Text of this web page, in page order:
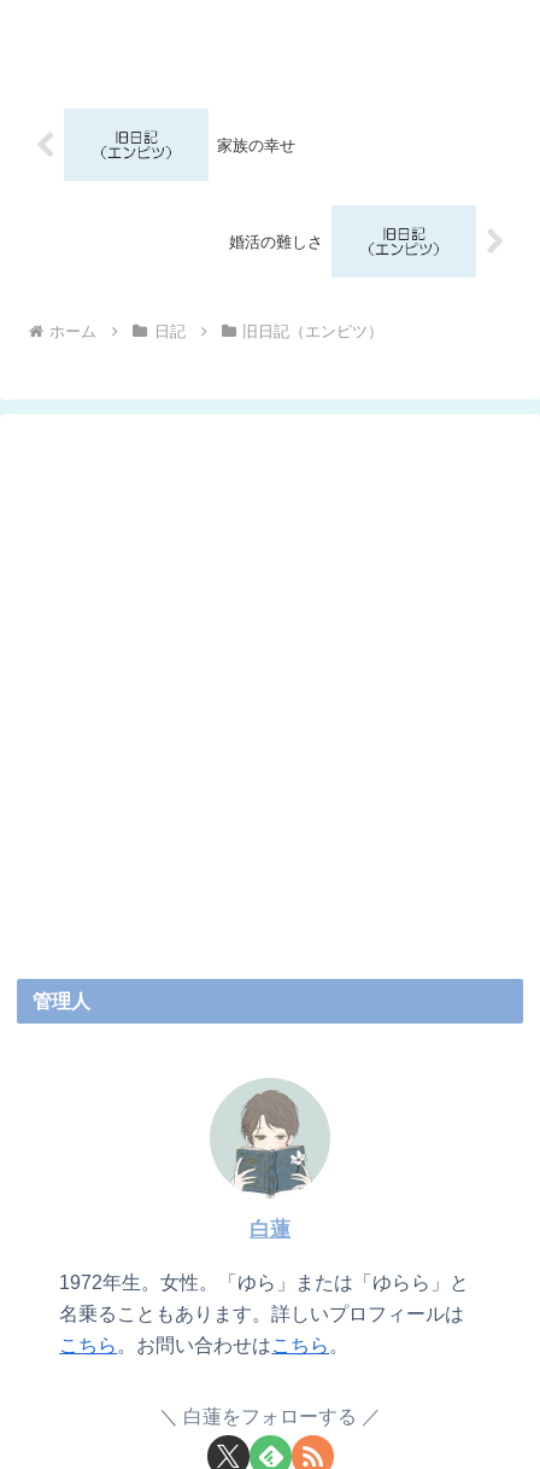
家族の幸せ
婚活の難しさ
ホーム 日記 旧日記（エンピツ）
管理人
白蓮
1972年生。女性。「ゆら」または「ゆらら」と
名乗ることもあります。詳しいプロフィールは
こちら。お問い合わせはこちら。
白蓮をフォローする